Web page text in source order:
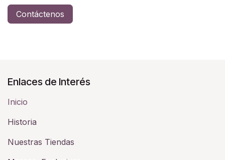
Contáctenos
Enlaces de Interés
Inicio
Historia​
Nuestras Tiendas